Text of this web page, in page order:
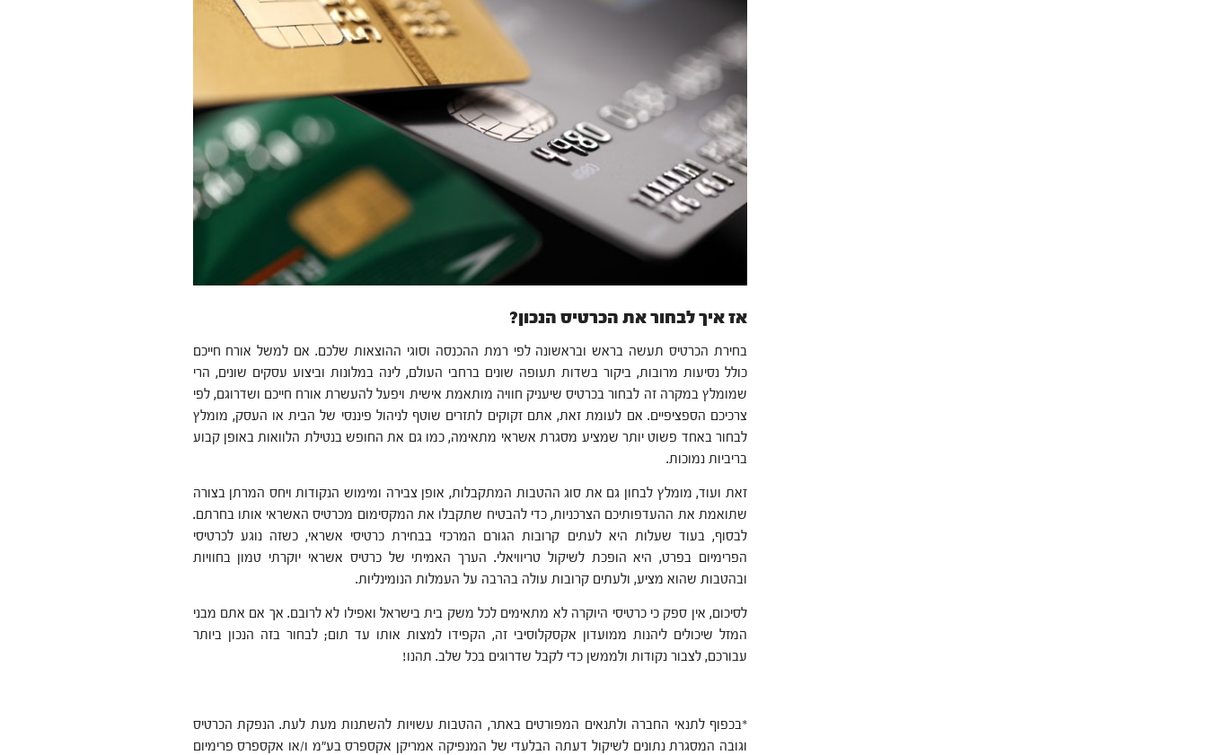
אז איך לבחור את הכרטיס הנכון?
בחירת הכרטיס תעשה בראש ובראשונה לפי רמת ההכנסה וסוגי ההוצאות שלכם. אם למשל אורח חייכם
כולל נסיעות מרובות, ביקור בשדות תעופה שונים ברחבי העולם, לינה במלונות וביצוע עסקים שונים, הרי
שמומלץ במקרה זה לבחור בכרטיס שיעניק חוויה מותאמת אישית ויפעל להעשרת אורח חייכם ושדרוגם, לפי
צרכיכם הספציפיים. אם לעומת זאת, אתם זקוקים לתזרים שוטף לניהול פיננסי של הבית או העסק, מומלץ
לבחור באחד פשוט יותר שמציע מסגרת אשראי מתאימה, כמו גם את החופש בנטילת הלוואות באופן קבוע
בריביות נמוכות.
זאת ועוד, מומלץ לבחון גם את סוג ההטבות המתקבלות, אופן צבירה ומימוש הנקודות ויחס המרתן בצורה
שתואמת את ההעדפותיכם הצרכניות, כדי להבטיח שתקבלו את המקסימום מכרטיס האשראי אותו בחרתם.
לבסוף, בעוד שעלות היא לעתים קרובות הגורם המרכזי בבחירת כרטיסי אשראי, כשזה נוגע לכרטיסי
הפרימיום בפרט, היא הופכת לשיקול טריוויאלי. הערך האמיתי של כרטיס אשראי יוקרתי טמון בחוויות
ובהטבות שהוא מציע, ולעתים קרובות עולה בהרבה על העמלות הנומינליות.
לסיכום, אין ספק כי כרטיסי היוקרה לא מתאימים לכל משק בית בישראל ואפילו לא לרובם. אך אם אתם מבני
המזל שיכולים ליהנות ממועדון אקסקלוסיבי זה, הקפידו למצות אותו עד תום; לבחור בזה הנכון ביותר
עבורכם, לצבור נקודות ולממשן כדי לקבל שדרוגים בכל שלב. תהנו!
*בכפוף לתנאי החברה ולתנאים המפורטים באתר, ההטבות עשויות להשתנות מעת לעת. הנפקת הכרטיס
וגובה המסגרת נתונים לשיקול דעתה הבלעדי של המנפיקה אמריקן אקספרס בע"מ ו/או אקספרס פרימיום